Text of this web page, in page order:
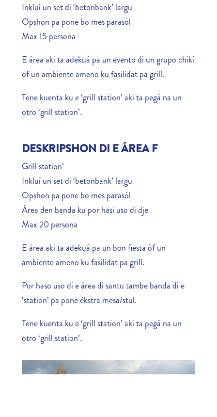
Inkluí un set di ‘betonbank’ largu
Opshon pa pone bo mes parasòl
Max 15 persona
E área aki ta adekuá pa un evento di un grupo chikí
of un ambiente ameno ku fasilidat pa grill.
Tene kuenta ku e ‘grill station’ aki ta pegá na un
otro ‘grill station’.
DESKRIPSHON DI E ÁREA F
Grill station’
Inkluí un set di ‘betonbank’ largu
Opshon pa pone bo mes parasòl
Área den banda ku por hasi uso di dje
Max 20 persona
E área aki ta adekuá pa un bon fiesta òf un
ambiente ameno ku fasilidat pa grill.
Por haso uso di e área di santu tambe banda di e
‘station’ pa pone èkstra mesa/stul.
Tene kuenta ku e ‘grill station’ aki ta pegá na un
otro ‘grill station’.